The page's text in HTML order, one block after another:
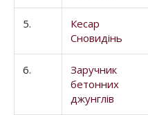
5.
Кесар
Сновидінь
6.
Заручник
бетонних
джунглів